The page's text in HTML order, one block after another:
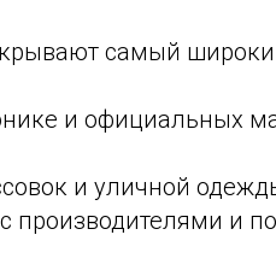
самый
и официальных
и уличной
производителями и